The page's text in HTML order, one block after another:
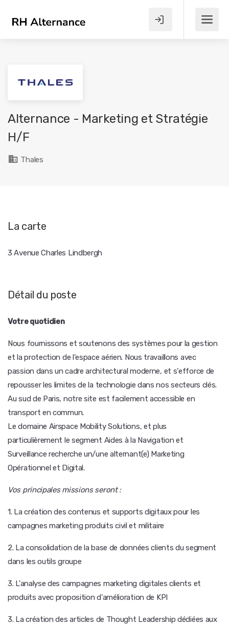
Alternance - Marketing et Stratégie
H/F
Thales
La carte
3 Avenue Charles Lindbergh
Détail du poste
Votre quotidien
Nous fournissons et soutenons des systèmes pour la gestion
et la protection de l'espace aérien. Nous travaillons avec
passion dans un cadre architectural moderne, et s'efforce de
repousser les limites de la technologie dans nos secteurs clés.
Au sud de Paris, notre site est facilement accessible en
transport en commun.
Le domaine Airspace Mobility Solutions, et plus
particulièrement le segment Aides à la Navigation et
Surveillance recherche un/une alternant(e) Marketing
Opérationnel et Digital.
Vos principales missions seront :
1. La création des contenus et supports digitaux pour les
campagnes marketing produits civil et militaire
2. La consolidation de la base de données clients du segment
dans les outils groupe
3. L'analyse des campagnes marketing digitales clients et
produits avec proposition d'amélioration de KPI
3. La création des articles de Thought Leadership dédiées aux